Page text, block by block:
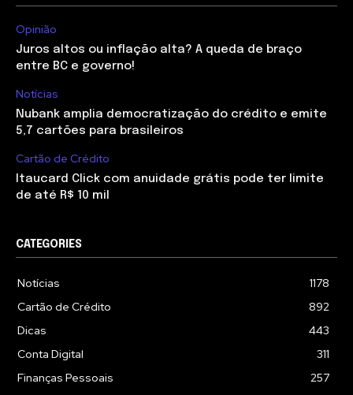
Opinião
Juros altos ou inflação alta? A queda de braço
entre BC e governo!
Notícias
Nubank amplia democratização do crédito e emite
5,7 cartões para brasileiros
Cartão de Crédito
Itaucard Click com anuidade grátis pode ter limite
de até R$ 10 mil
CATEGORIES
Notícias
1178
Cartão de Crédito
892
Dicas
443
Conta Digital
311
Finanças Pessoais
257